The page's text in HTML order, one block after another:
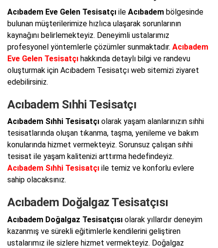
Acıbadem Eve Gelen Tesisatçı ile Acıbadem bölgesinde
bulunan müşterilerimize hızlıca ulaşarak sorunlarının
kaynağını belirlemekteyiz. Deneyimli ustalarımız
profesyonel yöntemlerle çözümler sunmaktadır. Acıbadem
Eve Gelen Tesisatçı hakkında detaylı bilgi ve randevu
oluşturmak için Acıbadem Tesisatçı web sitemizi ziyaret
edebilirsiniz.
Acıbadem Sıhhi Tesisatçı
Acıbadem Sıhhi Tesisatçı olarak yaşam alanlarınızın sıhhi
tesisatlarında oluşan tıkanma, taşma, yenileme ve bakım
konularında hizmet vermekteyiz. Sorunsuz çalışan sıhhi
tesisat ile yaşam kalitenizi arttırma hedefindeyiz.
Acıbadem Sıhhi Tesisatçı ile temiz ve konforlu evlere
sahip olacaksınız.
Acıbadem Doğalgaz Tesisatçısı
Acıbadem Doğalgaz Tesisatçısı olarak yıllardır deneyim
kazanmış ve sürekli eğitimlerle kendilerini geliştiren
ustalarımız ile sizlere hizmet vermekteyiz. Doğalgaz